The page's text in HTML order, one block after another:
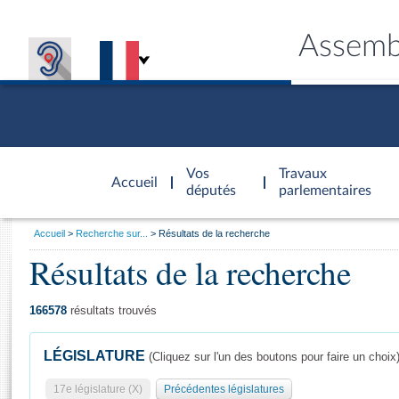
Accueil
d'accueil
Vos
députés
Travaux
parlementaires
Général
Vous
Accueil Recherche sur... Résultats de la recherche
Résultats de la recherche
166578 résultats trouvés
LÉGISLATURE (Cliquez sur l'un des boutons pour faire un choix)
17e législature (X) Précédentes législatures